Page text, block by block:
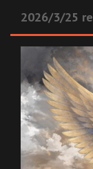
2026/3/25